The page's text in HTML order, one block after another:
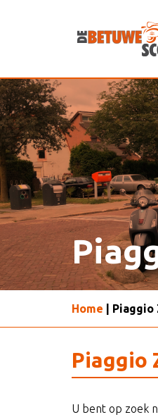
Home |
Piaggio
U bent op zoek